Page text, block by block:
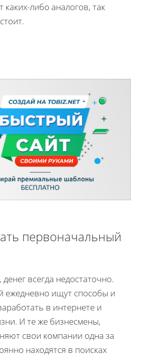
каких-либо аналогов, так
первоначальный
денег всегда недостаточно.
ежедневно ищут способы и
в интернете и
И те же бизнесмены,
свои компании одна за
находятся в поисках